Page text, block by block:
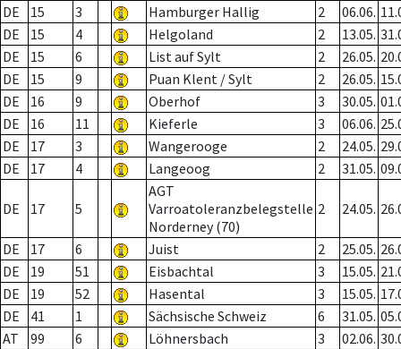
DE
15 3 Hamburger Hallig 2 06.06.
DE
15 4 Helgoland 2 13.05.
DE
15 6 List auf Sylt 2 26.05.
DE
15 9 Puan Klent / Sylt 2 26.05.
DE
16 9 Oberhof 3 30.05.
DE
16 11 Kieferle 3 06.06.
DE
17 3 Wangerooge 2 24.05.
DE
17 4 Langeoog 2 31.05.
DE 17 5
AGT
Varroatoleranzbelegstelle
Norderney (70)
2 24.05.
DE 17 6 Juist 2 25.05.
DE
19 51 Eisbachtal 3 15.05.
DE
19 52 Hasental 3 15.05.
DE
41 1 Sächsische Schweiz 6 31.05.
AT
99 6 Löhnersbach 3 02.06.